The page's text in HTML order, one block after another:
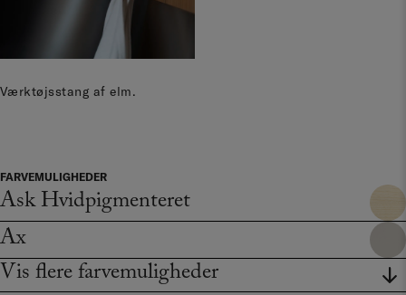
Værktøjsstang af elm.
FARVEMULIGHEDER
Ask Hvidpigmenteret
Ax
Vis flere farvemuligheder